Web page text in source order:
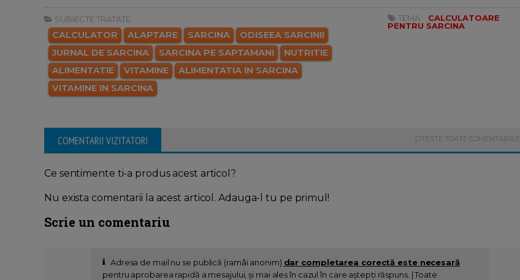
SUBIECTE TRATATE:
CALCULATOR ALAPTARE SARCINA
ODISEEA SARCINII
JURNAL DE SARCINA
SARCINA PE SAPTAMANI
NUTRITIE
ALIMENTATIE
VITAMINE
ALIMENTATIA IN SARCINA
VITAMINE IN SARCINA
TEMA:
CALCULATOARE
PENTRU SARCINA
COMENTARII VIZITATORI CITESTE TOATE COMENTARIILE
Ce sentimente ti-a produs acest articol?
Nu exista comentarii la acest articol. Adauga-l tu pe primul!
Scrie un comentariu
Adresa de mail nu se publică (ramâi anonim) dar completarea corectă este necesară
pentru aprobarea rapidă a mesajului, și mai ales în cazul în care aștepți răspuns. | Toate